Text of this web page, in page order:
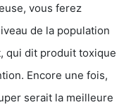
vous ferez
de la population
qui dit produit toxique
Encore une fois,
serait la meilleure